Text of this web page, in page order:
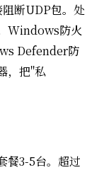
断UDP包。处
Windows防火
Defender防
，把"私
餐3-5台。超过